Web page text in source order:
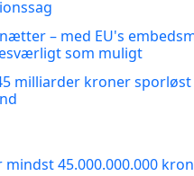
– med EU's
som muligt
milliarder kroner sporløst
45.000.000.000